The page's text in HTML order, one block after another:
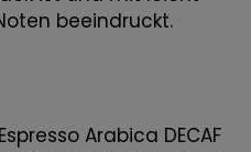
beeindruckt.
Arabica DECAF